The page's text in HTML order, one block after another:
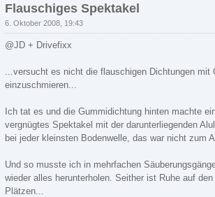
Flauschiges Spektakel
6. Oktober 2008, 19:43
@JD + Drivefixx
...versucht es nicht die flauschigen Dichtungen mit
einzuschmieren...
Ich tat es und die Gummidichtung hinten machte
vergnügtes Spektakel mit der darunterliegenden
bei jeder kleinsten Bodenwelle, das war nicht zum
Und so musste ich in mehrfachen
wieder alles herunterholen. Seither ist Ruhe auf den
Plätzen...